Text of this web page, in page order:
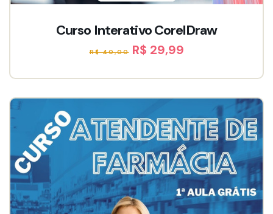
Curso Interativo CorelDraw
R$ 40,00 R$ 29,99